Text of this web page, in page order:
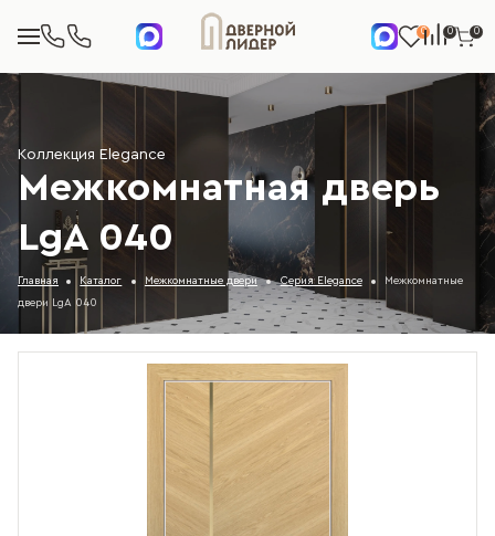
0 0 0
Коллекция Elegance
Межкомнатная дверь
LgA 040
Главная Каталог Межкомнатные двери Серия Elegance
Межкомнатные
двери LgA 040